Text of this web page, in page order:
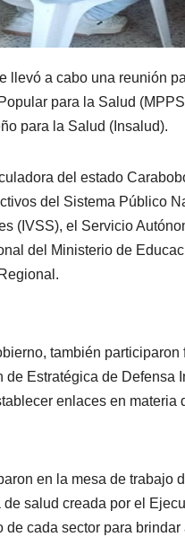
llevó a cabo una reunión
para la Salud
para la Salud (Insalud).
del estado
del Sistema Público
(IVSS), el Servicio
del Ministerio de
también
de Estratégica de
enlaces en
en la mesa de
salud creada por el
de cada sector para